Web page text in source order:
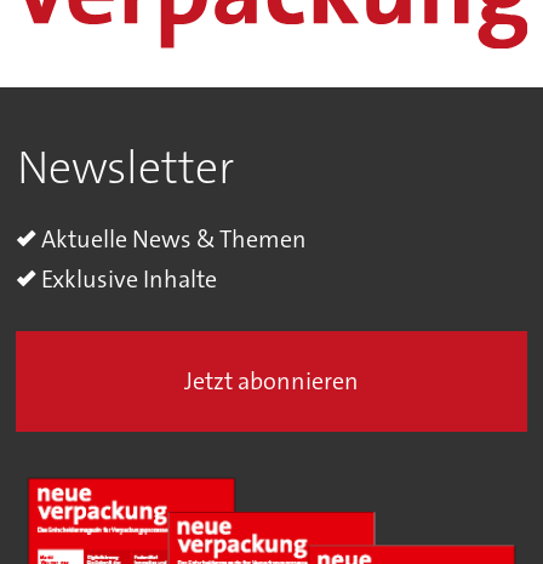
Newsletter
Aktuelle News & Themen
Exklusive Inhalte
Jetzt abonnieren